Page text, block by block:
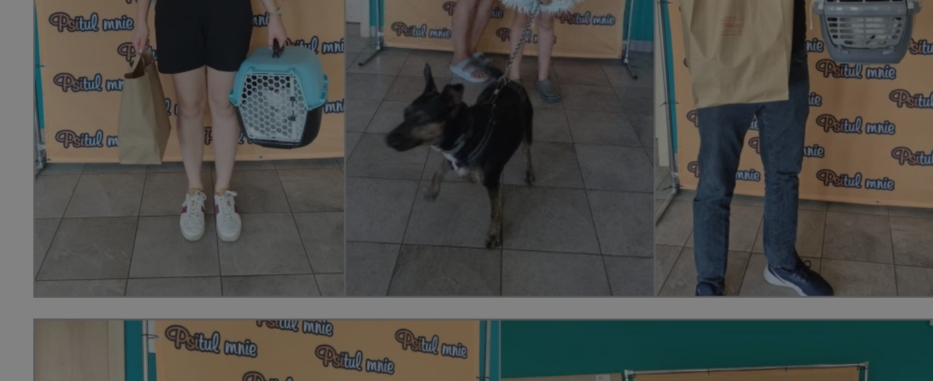
Niezbędne pliki cookie umożliwiają korzystanie z podstawowych funkcji strony internetowej, takich jak logowanie użytkownika i
zarządzanie kontem. Bez niezbędnych plików cookie nie można prawidłowo korzystać ze strony internetowej.
Nazwa
Provider/
Domena
Okres
przechowywania
Opis
SessID 1 rok
Ten plik cookie przechowuje identyfikator sesji.
QeSessID
zabrze.com.pl
Ten plik cookie przechowuje identyfikator sesji.
MvSessID
zabrze.com.pl 1 rok
Ten plik cookie przechowuje identyfikator sesji.
__cf_bm
29 minut 53
sekundy
Ten plik cookie służy do rozróżniania ludzi i botów. Jest
to korzystne dla strony internetowej, ponieważ
umożliwia tworzenie ważnych raportów na temat
korzystania z jej witryny internetowej.
29 minut 55
Ten plik cookie służy do rozróżniania ludzi i botów. Jest
to korzystne dla strony internetowej, ponieważ
umożliwia tworzenie ważnych raportów na temat
CookieScriptConsent
CookieScript
zabrze.com.pl
Ten plik cookie jest używany przez usługę Cookie-
Script.com do zapamiętywania preferencji dotyczących
zgody użytkownika na pliki cookie. Jest to konieczne,
aby baner cookie Cookie-Script.com działał poprawnie.
VISITOR_PRIVACY_METADATA
.youtube.com
tygodnie
Ten plik cookie przechowuje informacje o zgodzie
użytkownika oraz jego preferencjach dotyczących
wybory dotyczące polityki prywatności i ustawień
Google Privacy Policy